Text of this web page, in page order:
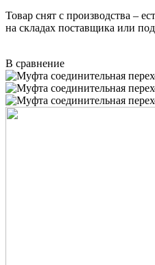
Товар снят с производства –
на складах поставщика или
В сравнение